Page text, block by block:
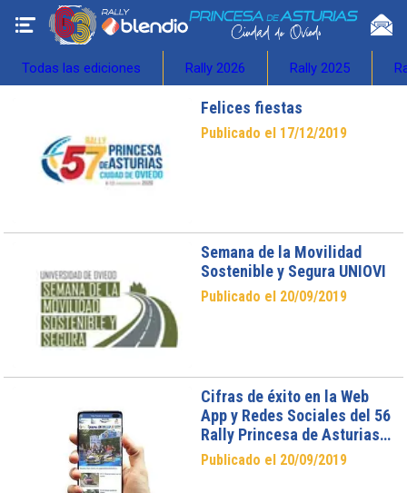
Todas las ediciones Rally 2026 Rally 2025
Felices fiestas
Publicado el 17/12/2019
Semana de la Movilidad
Sostenible y Segura UNIOVI
Publicado el 20/09/2019
Cifras de éxito en la Web
App y Redes Sociales del 56
Rally Princesa de Asturias-
Ciudad de Oviedo.
Publicado el 20/09/2019